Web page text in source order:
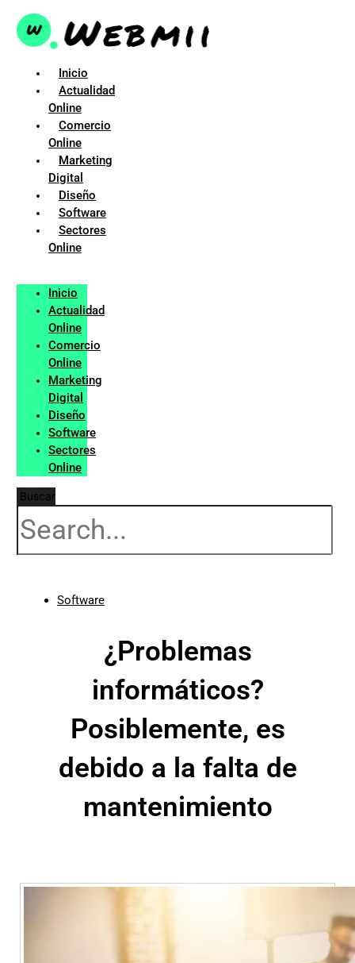
contenido
Inicio
Actualidad
Online
Comercio
Online
Marketing
Digital
Diseño
Software
Sectores
Online
Inicio
Actualidad
Online
Comercio
Online
Marketing
Digital
Diseño
Software
Sectores
Online
Buscar
Software
¿Problemas
informáticos?
Posiblemente, es
debido a la falta de
mantenimiento